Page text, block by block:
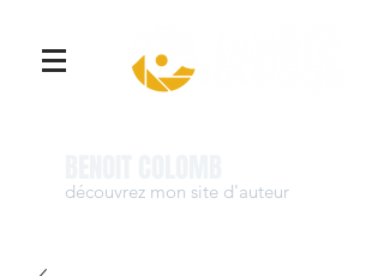
découvrez mon site d'auteur